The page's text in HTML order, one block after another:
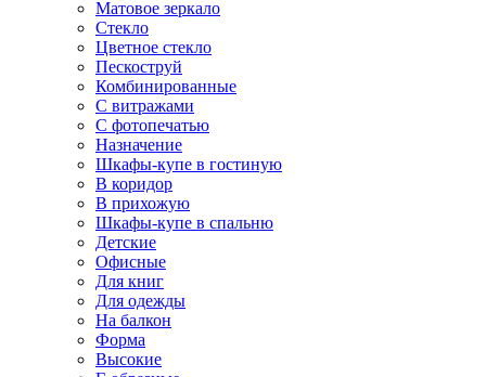
Матовое зеркало
Стекло
Цветное стекло
Пескоструй
Комбинированные
С витражами
С фотопечатью
Назначение
Шкафы-купе в гостиную
В коридор
В прихожую
Шкафы-купе в спальню
Детские
Офисные
Для книг
Для одежды
На балкон
Форма
Высокие